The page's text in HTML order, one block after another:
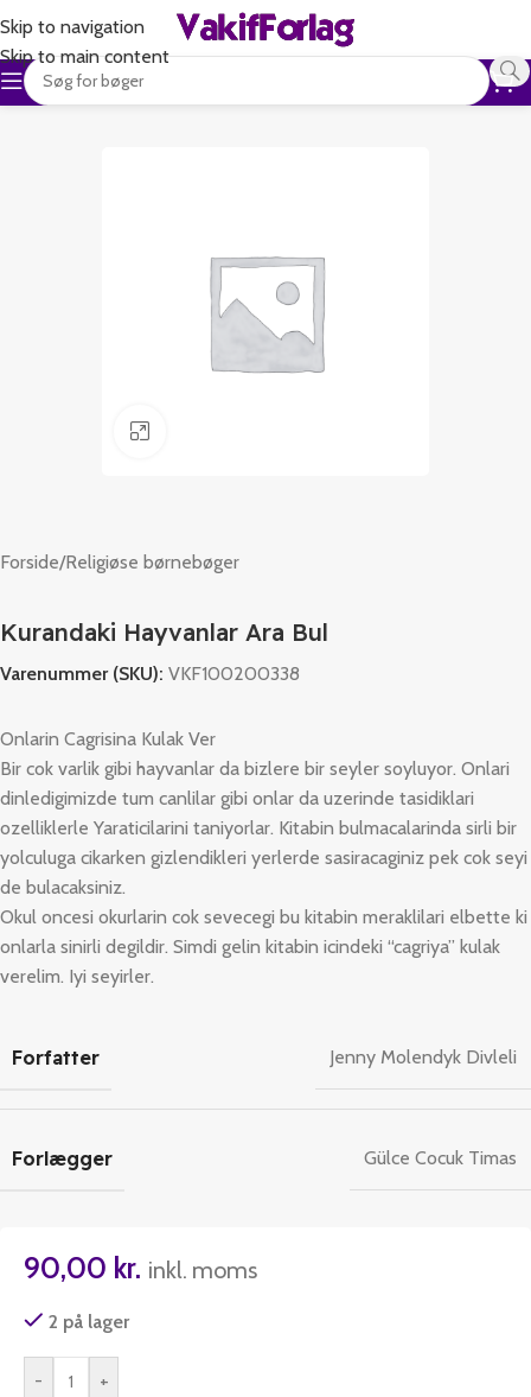
Skip to navigation
Skip to main content
Forside/Religiøse børnebøger
Kurandaki Hayvanlar Ara Bul
Varenummer (SKU): VKF100200338
Onlarin Cagrisina Kulak Ver
Bir cok varlik gibi hayvanlar da bizlere bir seyler soyluyor. Onlari
dinledigimizde tum canlilar gibi onlar da uzerinde tasidiklari
ozelliklerle Yaraticilarini taniyorlar. Kitabin bulmacalarinda sirli bir
yolculuga cikarken gizlendikleri yerlerde sasiracaginiz pek cok seyi
de bulacaksiniz.
Okul oncesi okurlarin cok sevecegi bu kitabin meraklilari elbette ki
onlarla sinirli degildir. Simdi gelin kitabin icindeki “cagriya” kulak
verelim. Iyi seyirler.
Forfatter Jenny Molendyk Divleli
Forlægger Gülce Cocuk Timas
90,00 kr. inkl. moms
2 på lager
- +